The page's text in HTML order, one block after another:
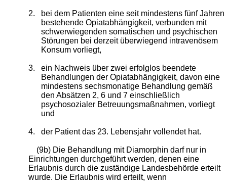
2.
bei dem Patienten eine seit mindestens fünf Jahren
bestehende Opiatabhängigkeit, verbunden mit
schwerwiegenden somatischen und psychischen
Störungen bei derzeit überwiegend intravenösem
Konsum vorliegt,
3.
ein Nachweis über zwei erfolglos beendete
Behandlungen der Opiatabhängigkeit, davon eine
mindestens sechsmonatige Behandlung gemäß
den Absätzen 2, 6 und 7 einschließlich
psychosozialer Betreuungsmaßnahmen, vorliegt
und
4. der Patient das 23. Lebensjahr vollendet hat.
(9b) Die Behandlung mit Diamorphin darf nur in
Einrichtungen durchgeführt werden, denen eine
Erlaubnis durch die zuständige Landesbehörde erteilt
wurde. Die Erlaubnis wird erteilt, wenn